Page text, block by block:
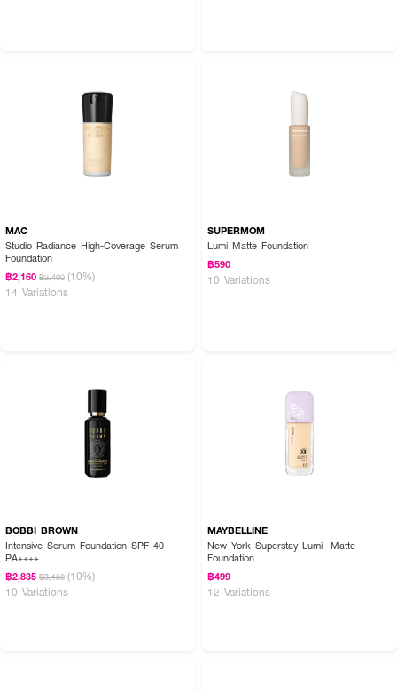
Adenosine, CI 77019/Mica, Glycerin, Methicone, Olea Europaea Fruit
Oil, Pentaerythrityl Tetra-di-t-butyl Hydroxyhydrocinnamate, 1,2-
Hexanediol, Hydrogenated Lecithin, Avena Sativa Protein Extract,
Ceramide NS, Ceramide NP, Hydrolyzed Sodium Hyaluronate, Ceramide
FAQ:
MAC
Studio Radiance High-Coverage Serum
Foundation
฿2,160 ฿2,400 (10%)
14 Variations
SUPERMOM
Lumi Matte Foundation
฿590
10 Variations
BOBBI BROWN
Intensive Serum Foundation SPF 40
PA++++
฿2,835 ฿3,150 (10%)
10 Variations
MAYBELLINE
New York Superstay Lumi- Matte
Foundation
฿499
12 Variations